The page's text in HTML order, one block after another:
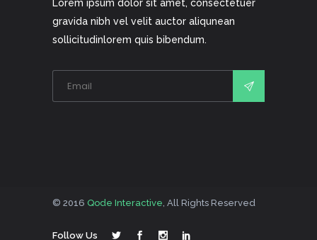
Lorem ipsum dolor sit amet, consectetuer
gravida nibh vel velit auctor aliqunean
sollicitudinlorem quis bibendum.
© 2016 Qode Interactive, All Rights Reserved
Follow Us